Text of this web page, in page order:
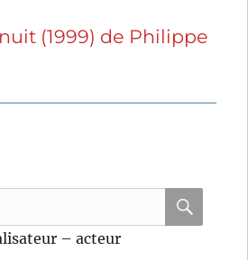
(1999) de Philippe
– acteur